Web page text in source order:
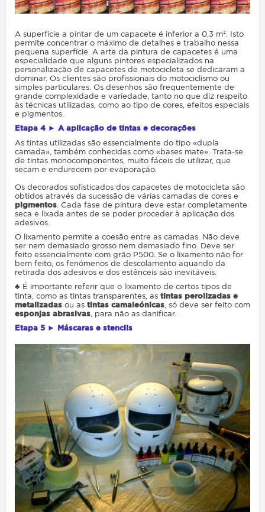
A superfície a pintar de um capacete é inferior a 0,3 m². Isto
permite concentrar o máximo de detalhes e trabalho nessa
pequena superfície. A arte da pintura de capacetes é uma
especialidade que alguns pintores especializados na
personalização de capacetes de motocicleta se dedicaram a
dominar. Os clientes são profissionais do motociclismo ou
simples particulares. Os desenhos são frequentemente de
grande complexidade e variedade, tanto no que diz respeito
às técnicas utilizadas, como ao tipo de cores, efeitos especiais
e pigmentos.
Etapa 4 ► A aplicação de tintas e decorações
As tintas utilizadas são essencialmente do tipo «dupla
camada», também conhecidas como «bases mate». Trata-se
de tintas monocomponentes, muito fáceis de utilizar, que
secam e endurecem por evaporação.
Os decorados sofisticados dos capacetes de motocicleta são
obtidos através da sucessão de várias camadas de cores e
pigmentos . Cada fase de pintura deve estar completamente
seca e lixada antes de se poder proceder à aplicação dos
adesivos.
O lixamento permite a coesão entre as camadas. Não deve
ser nem demasiado grosso nem demasiado fino. Deve ser
feito essencialmente com grão P500. Se o lixamento não for
bem feito, os fenómenos de descolamento aquando da
retirada dos adesivos e dos estênceis são inevitáveis.
♣ É importante referir que o lixamento de certos tipos de
tinta, como as tintas transparentes, as tintas perolizadas e
metalizadas ou as tintas camaleónicas , só deve ser feito com
esponjas abrasivas , para não as danificar.
Etapa 5 ► Máscaras e stencils